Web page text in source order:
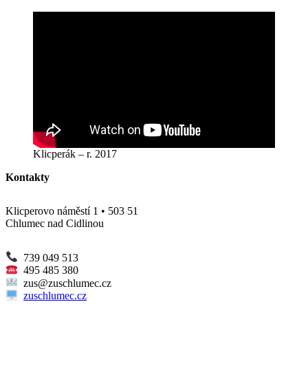
Klicperák – r. 2017
Primary
Widget
Kontakty
Klicperovo náměstí 1 • 503 51
Chlumec nad Cidlinou
739 049 513
495 485 380
zus@zuschlumec.cz
zuschlumec.cz